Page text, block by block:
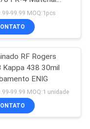
Thickness and
x 30mm Size
99.99 MOQ:1pcs
RF Rogers
Kappa 438 30mil
ENIG
99.99 MOQ:1 unidade